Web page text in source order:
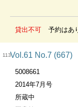
貸出不可 予約はあ
113Vol.61 No.7 (667)
5008661
2014年7月号
所蔵中